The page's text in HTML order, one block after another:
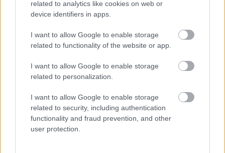
related to analytics like cookies on web or
device identifiers in apps.
I want to allow Google to enable storage
related to functionality of the website or app.
I want to allow Google to enable storage
related to personalization.
I want to allow Google to enable storage
related to security, including authentication
functionality and fraud prevention, and other
user protection.
zseniális ütőkártya lehet.Értem, de nem szeretem
Öt pont.(3950 Ft, Bortársaság)
Sok édesfűszer, kókusz és vanília, pici virág, érett erdei
illatban, az amerikai hordót nehezen tagadhatná le.
Stílusban eléggé populárisra hangolt, édeskés hordóval,
szederrel, áfonyával, cseresznyével, étcsokoládéval,
édesfűszerekkel.5p(furmintfan)